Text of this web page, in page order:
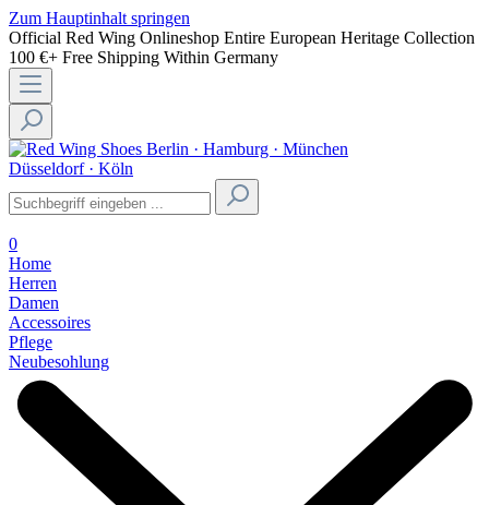
Zum Hauptinhalt springen
Official Red Wing Onlineshop Entire European Heritage Collection
100 €+ Free Shipping Within Germany
Berlin · Hamburg · München
Düsseldorf · Köln
0
Home
Herren
Damen
Accessoires
Pflege
Neubesohlung